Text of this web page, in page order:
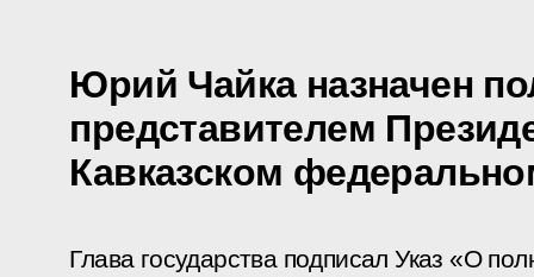
Юрий Чайка назначен
представителем
Кавказском
Глава государства подписал Указ «О